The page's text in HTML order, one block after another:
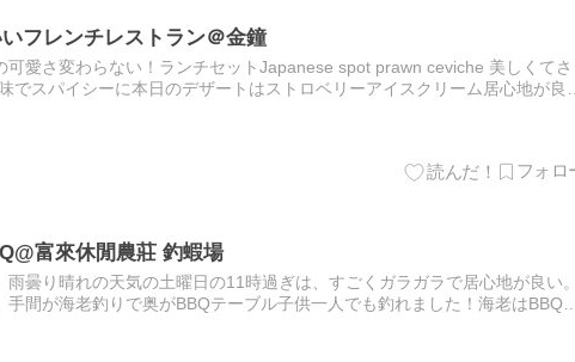
フレンチレストラン＠金鐘
可愛さ変わらない！ランチセットJapanese spot prawn ceviche 美しくてさ
でスパイシーに本日のデザートはストロベリーアイスクリーム居心地が良い
富來休閒農莊 釣蝦場
曇り晴れの天気の土曜日の11時過ぎは、すごくガラガラで居心地が良い。
間が海老釣りで奥がBBQテーブル子供一人でも釣れました！海老はBBQ代